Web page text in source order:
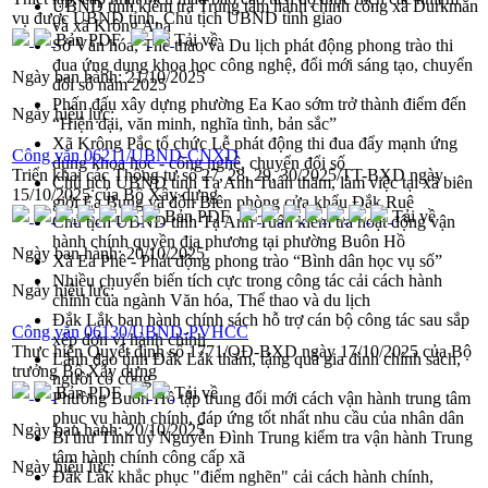
UBND tỉnh kiểm tra Trung tâm hành chính công xã Durkmăn
và xã Krông Ana
Sở Văn hóa, Thể thao và Du lịch phát động phong trào thi
đua ứng dụng khoa học công nghệ, đổi mới sáng tạo, chuyển
đổi số năm 2025
Phấn đấu xây dựng phường Ea Kao sớm trở thành điểm đến
“Hiện đại, văn minh, nghĩa tình, bản sắc”
Xã Krông Pắc tổ chức Lễ phát động thi đua đẩy mạnh ứng
dụng khoa học - công nghệ, chuyển đổi số
Chủ tịch UBND tỉnh Tạ Anh Tuấn thăm, làm việc tại xã biên
giới Ea Bung và đồn Biên phòng cửa khẩu Đắk Ruê
Chủ tịch UBND tỉnh Tạ Anh Tuấn kiểm tra hoạt động vận
hành chính quyền địa phương tại phường Buôn Hồ
Xã Ea Phê - Phát động phong trào “Bình dân học vụ số”
Nhiều chuyển biến tích cực trong công tác cải cách hành
chính của ngành Văn hóa, Thể thao và du lịch
Đắk Lắk ban hành chính sách hỗ trợ cán bộ công tác sau sắp
xếp đơn vị hành chính
Lãnh đạo tỉnh Đắk Lắk thăm, tặng quà gia đình chính sách,
người có công
Phường Buôn Hồ tập trung đổi mới cách vận hành trung tâm
phục vụ hành chính, đáp ứng tốt nhất nhu cầu của nhân dân
Bí thư Tỉnh uỷ Nguyễn Đình Trung kiểm tra vận hành Trung
tâm hành chính công cấp xã
Đắk Lắk khắc phục "điểm nghẽn" cải cách hành chính,
vụ được UBND tỉnh, Chủ tịch UBND tỉnh giao
Bản PDF
Tải về
Ngày ban hành:21/10/2025
Ngày hiệu lực:
Công văn 06211/UBND-CNXD
Triển khai các Thông tư số 27, 28, 29, 30/2025/TT-BXD ngày
15/10/2025 của Bộ Xây dựng
Bản PDF
Tải về
Ngày ban hành:20/10/2025
Ngày hiệu lực:
Công văn 06130/UBND-PVHCC
Thực hiện Quyết định số 1771/QĐ-BXD ngày 17/10/2025 của Bộ
trưởng Bộ Xây dựng
Bản PDF
Tải về
Ngày ban hành:20/10/2025
Ngày hiệu lực: